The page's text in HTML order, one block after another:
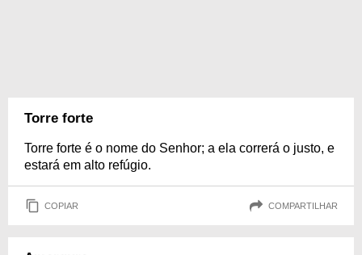
Torre forte
Torre forte é o nome do Senhor; a ela correrá o justo, e
estará em alto refúgio.
COPIAR COMPARTILHAR